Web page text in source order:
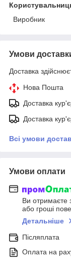
Виробник
Умови
Доставка
Нова Пошта
Доставка
Доставка
Всі умови
Умови оплати
Ви отримаєте
або гроші
Детальніше
Післяплата
Оплата на